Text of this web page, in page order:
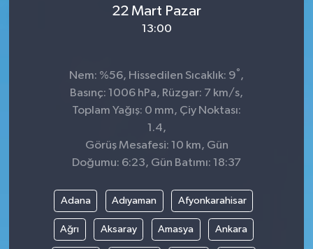
22 Mart Pazar
13:00
Nem: %56, Hissedilen Sıcaklık: 9° ,
Basınç: 1006 hPa, Rüzgar: 7 km/s,
Toplam Yağış: 0 mm, Çiy Noktası:
1.4,
Görüş Mesafesi: 10 km, Gün
Doğumu: 6:23, Gün Batımı: 18:37
Adana Adıyaman Afyonkarahisar
Ağrı Aksaray Amasya Ankara